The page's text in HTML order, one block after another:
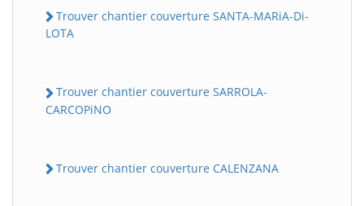
Trouver chantier couverture SANTA-MARiA-Di-
LOTA
Trouver chantier couverture SARROLA-
CARCOPiNO
Trouver chantier couverture CALENZANA